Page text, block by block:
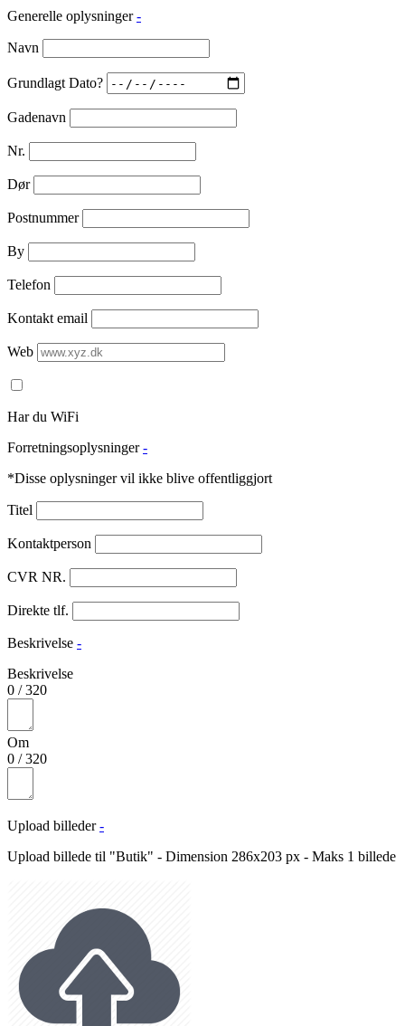
Generelle oplysninger -
Navn
Grundlagt Dato?
Gadenavn
Nr.
Dør
Postnummer
By
Telefon
Kontakt email
Web
Har du WiFi
Forretningsoplysninger -
*Disse oplysninger vil ikke blive offentliggjort
Titel
Kontaktperson
CVR NR.
Direkte tlf.
Beskrivelse -
Beskrivelse
0 /320
Om
0 /320
Upload billeder -
Upload billede til "Butik" - Dimension 286x203 px - Maks 1 billede